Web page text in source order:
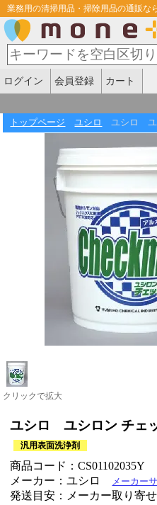
業務用の清掃用品・掃除用品の通販な
ログイン 会員登録 カート
トップページ ユシロ ユシロ ユ
クリックで拡大
ユシロ ユシロン チェ
汎用表面洗浄剤
商品コード：CS01102035Y
メーカー：ユシロ
メーカー
発送目安：メーカー取り